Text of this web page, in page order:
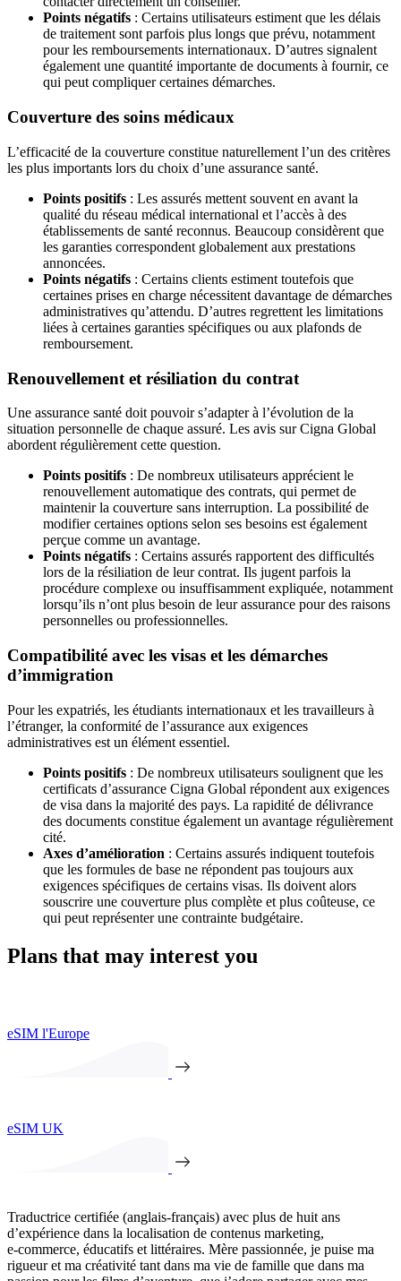
Points négatifs : Certains utilisateurs estiment que les délais
de traitement sont parfois plus longs que prévu, notamment
pour les remboursements internationaux. D’autres signalent
également une quantité importante de documents à fournir, ce
qui peut compliquer certaines démarches.
Couverture des soins médicaux
L’efficacité de la couverture constitue naturellement l’un des critères
les plus importants lors du choix d’une assurance santé.
Points positifs : Les assurés mettent souvent en avant la
qualité du réseau médical international et l’accès à des
établissements de santé reconnus. Beaucoup considèrent que
les garanties correspondent globalement aux prestations
annoncées.
Points négatifs : Certains clients estiment toutefois que
certaines prises en charge nécessitent davantage de démarches
administratives qu’attendu. D’autres regrettent les limitations
liées à certaines garanties spécifiques ou aux plafonds de
remboursement.
Renouvellement et résiliation du contrat
Une assurance santé doit pouvoir s’adapter à l’évolution de la
situation personnelle de chaque assuré. Les avis sur Cigna Global
abordent régulièrement cette question.
Points positifs : De nombreux utilisateurs apprécient le
renouvellement automatique des contrats, qui permet de
maintenir la couverture sans interruption. La possibilité de
modifier certaines options selon ses besoins est également
perçue comme un avantage.
Points négatifs : Certains assurés rapportent des difficultés
lors de la résiliation de leur contrat. Ils jugent parfois la
procédure complexe ou insuffisamment expliquée, notamment
lorsqu’ils n’ont plus besoin de leur assurance pour des raisons
personnelles ou professionnelles.
Compatibilité avec les visas et les démarches
d’immigration
Pour les expatriés, les étudiants internationaux et les travailleurs à
l’étranger, la conformité de l’assurance aux exigences
administratives est un élément essentiel.
Points positifs : De nombreux utilisateurs soulignent que les
certificats d’assurance Cigna Global répondent aux exigences
de visa dans la majorité des pays. La rapidité de délivrance
des documents constitue également un avantage régulièrement
cité.
Axes d’amélioration : Certains assurés indiquent toutefois
que les formules de base ne répondent pas toujours aux
exigences spécifiques de certains visas. Ils doivent alors
souscrire une couverture plus complète et plus coûteuse, ce
qui peut représenter une contrainte budgétaire.
Plans that may interest you
eSIM l'Europe
eSIM UK
Traductrice certifiée (anglais-français) avec plus de huit ans
d’expérience dans la localisation de contenus marketing,
e‑commerce, éducatifs et littéraires. Mère passionnée, je puise ma
rigueur et ma créativité tant dans ma vie de famille que dans ma